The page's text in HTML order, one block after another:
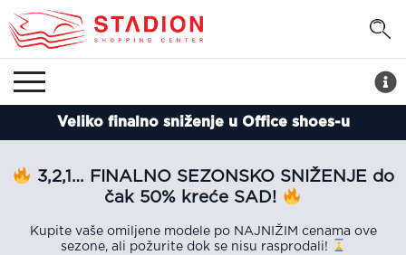
Veliko finalno sniženje u Office shoes-u
3,2,1… FINALNO SEZONSKO SNIŽENJE do
čak 50% kreće SAD!
Kupite vaše omiljene modele po NAJNIŽIM cenama ove
sezone, ali požurite dok se nisu rasprodali!